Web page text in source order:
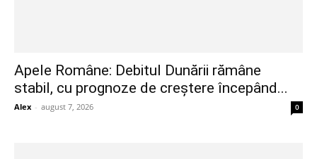
Apele Române: Debitul Dunării rămâne
stabil, cu prognoze de creștere începând...
Alex - august 7, 2026 0